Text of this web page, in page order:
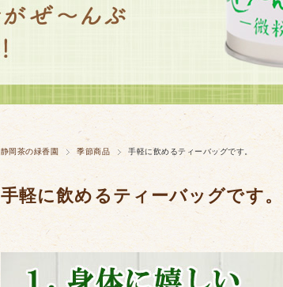
静岡茶の緑香園 季節商品 手軽に飲めるティーバッグです。
手軽に飲めるティーバッグです。